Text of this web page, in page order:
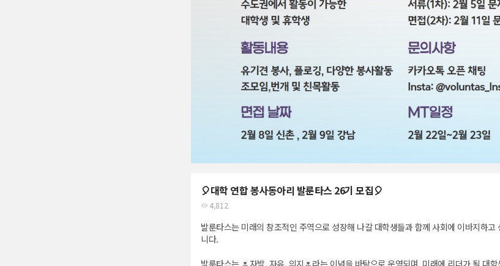
🎈대학 연합 봉사동아리 발룬타스 26기 모집🎈
4,812
발룬타스는 미래의 창조적인 주역으로 성장해 나갈 대학생들과 함께 사회에 이바지하
니다.